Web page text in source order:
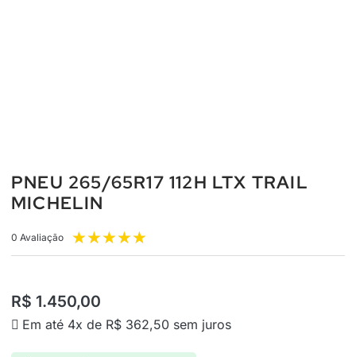
PNEU 265/65R17 112H LTX TRAIL
MICHELIN
0 Avaliação ★★★★★
R$ 1.450,00
Em até 4x de R$ 362,50 sem juros